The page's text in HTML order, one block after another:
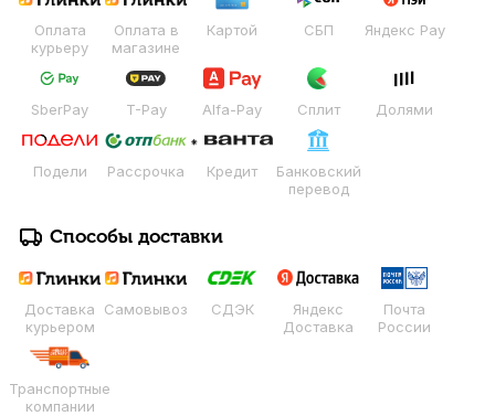
Оплата
курьеру
Оплата в
магазине
Картой СБП Яндекс Pay
SberPay T-Pay Alfa-Pay Сплит Долями
Подели Рассрочка Кредит
Банковский
перевод
Способы доставки
Доставка
курьером
Самовывоз СДЭК
Яндекс
Доставка
Почта
России
Транспортные
компании